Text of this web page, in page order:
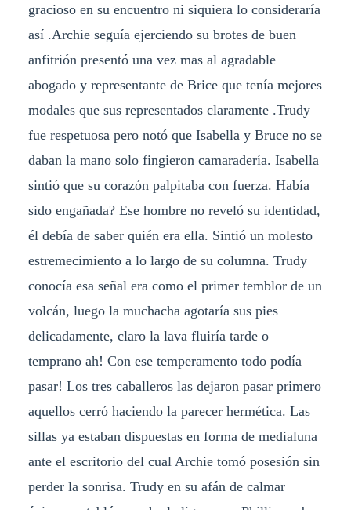
gracioso en su encuentro ni siquiera lo consideraría
así .Archie seguía ejerciendo su brotes de buen
anfitrión presentó una vez mas al agradable
abogado y representante de Brice que tenía mejores
modales que sus representados claramente .Trudy
fue respetuosa pero notó que Isabella y Bruce no se
daban la mano solo fingieron camaradería. Isabella
sintió que su corazón palpitaba con fuerza. Había
sido engañada? Ese hombre no reveló su identidad,
él debía de saber quién era ella. Sintió un molesto
estremecimiento a lo largo de su columna. Trudy
conocía esa señal era como el primer temblor de un
volcán, luego la muchacha agotaría sus pies
delicadamente, claro la lava fluiría tarde o
temprano ah! Con ese temperamento todo podía
pasar! Los tres caballeros las dejaron pasar primero
aquellos cerró haciendo la parecer hermética. Las
sillas ya estaban dispuestas en forma de medialuna
ante el escritorio del cual Archie tomó posesión sin
perder la sonrisa. Trudy en su afán de calmar